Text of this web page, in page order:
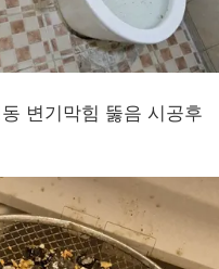
변기막힘 뚫음 시공후